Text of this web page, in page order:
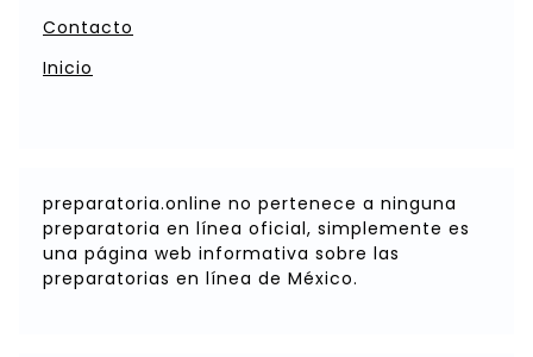
Contacto
Inicio
preparatoria.online no pertenece a ninguna
preparatoria en línea oficial, simplemente es
una página web informativa sobre las
preparatorias en línea de México.